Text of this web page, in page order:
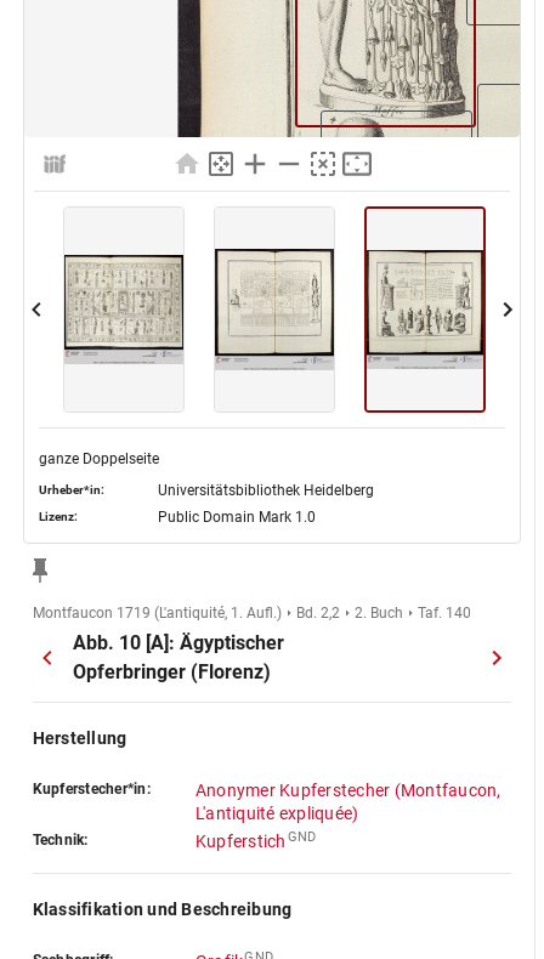
ganze Doppelseite
Urheber*in: Universitätsbibliothek Heidelberg
Lizenz: Public Domain Mark 1.0
Montfaucon 1719 (L'antiquité, 1. Aufl.) Bd. 2,2 2. Buch Taf. 140
Abb. 10 [A]: Ägyptischer
Opferbringer (Florenz)
Herstellung
Kupferstecher*in:
Anonymer Kupferstecher (Montfaucon,
L'antiquité expliquée)
Technik: Kupferstich GND
Klassifikation und Beschreibung